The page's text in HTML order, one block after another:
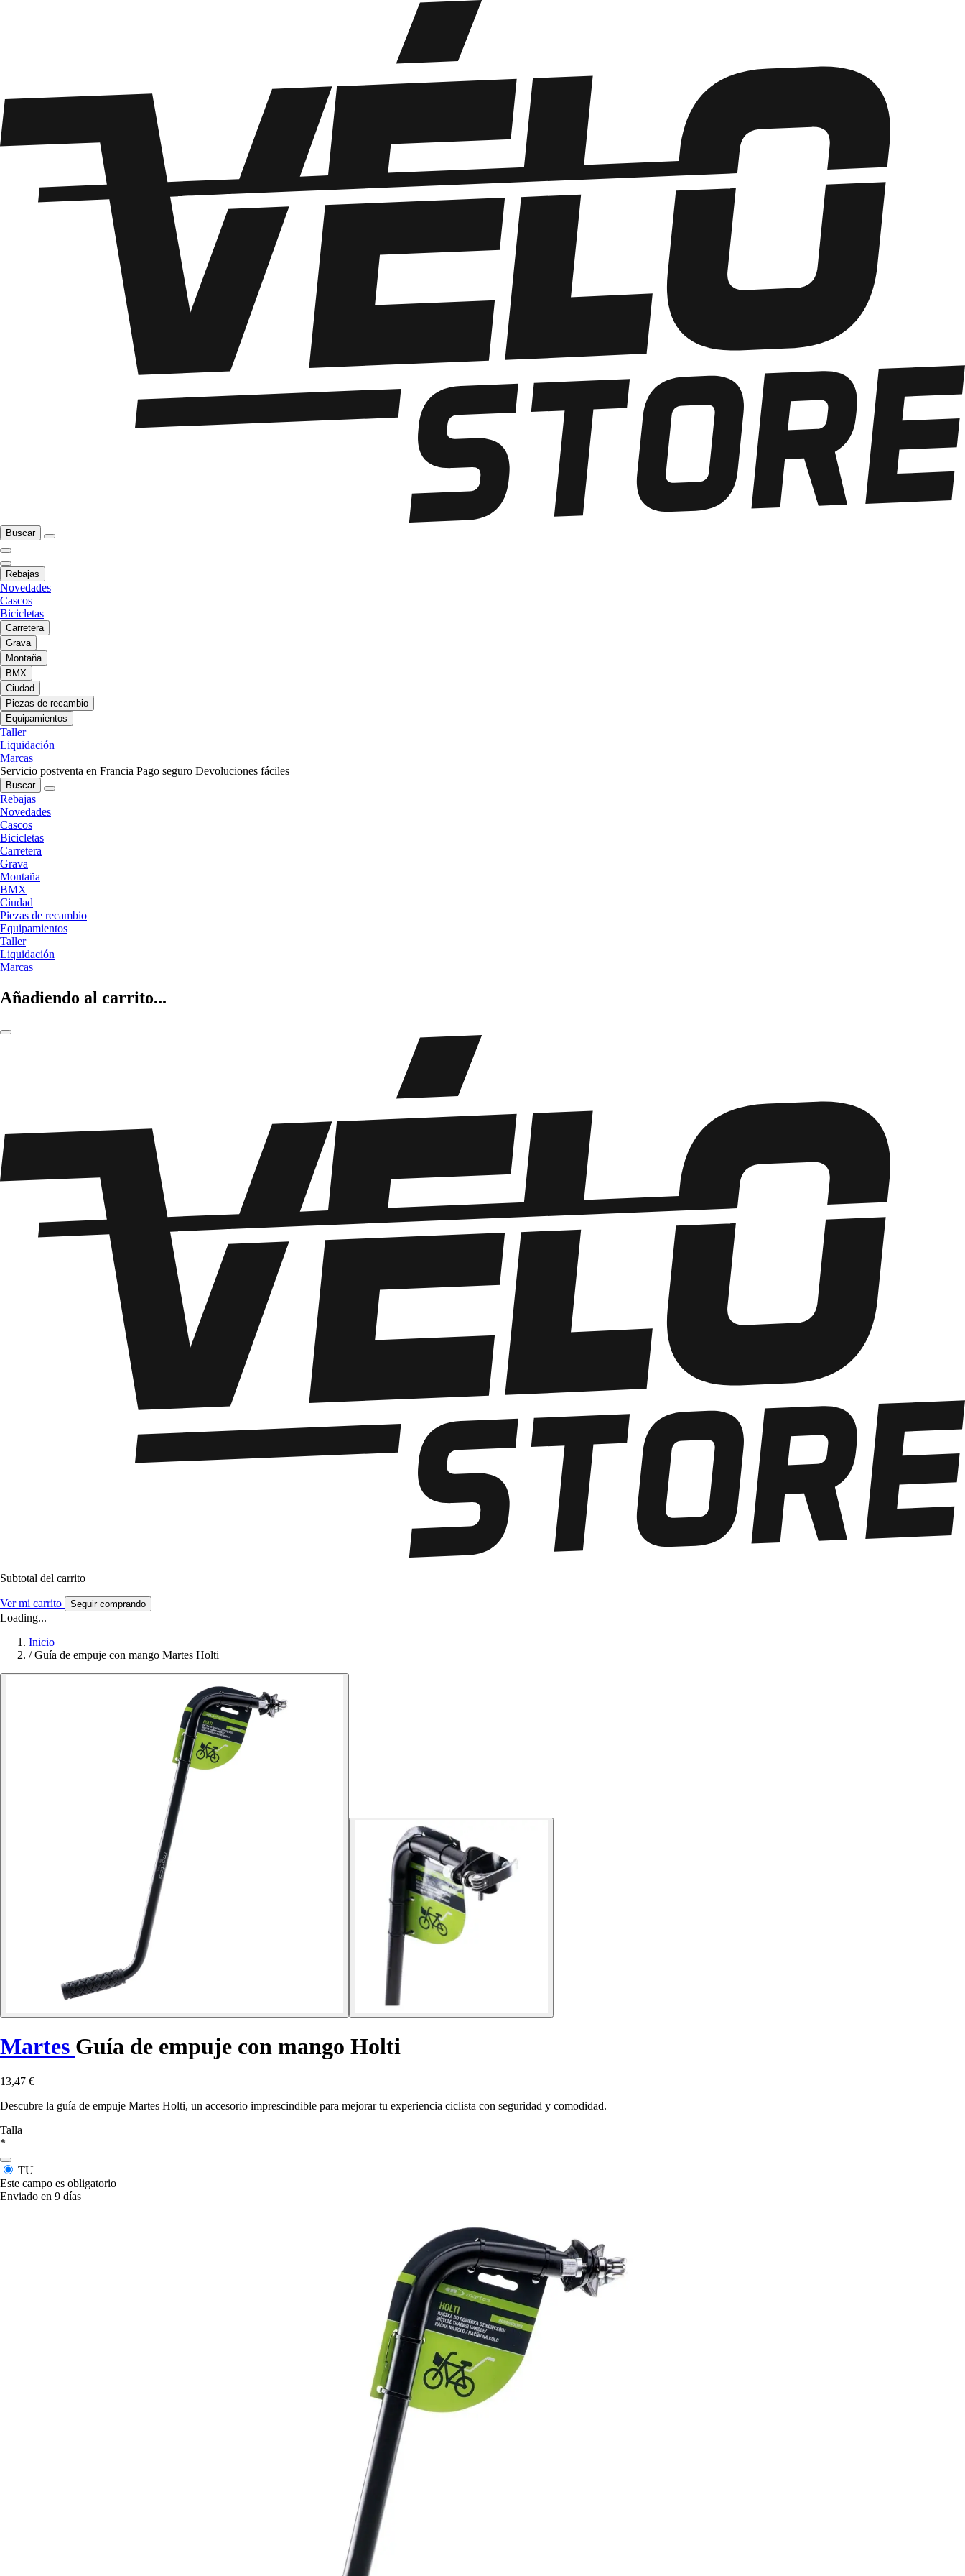
Buscar
Rebajas
Novedades
Cascos
Bicicletas
Carretera
Grava
Montaña
BMX
Ciudad
Piezas de recambio
Equipamientos
Taller
Liquidación
Marcas
Servicio postventa en Francia Pago seguro Devoluciones fáciles
Buscar
Rebajas
Novedades
Cascos
Bicicletas
Carretera
Grava
Montaña
BMX
Ciudad
Piezas de recambio
Equipamientos
Taller
Liquidación
Marcas
Añadiendo al carrito...
Subtotal del carrito
Ver mi carrito Seguir comprando
Loading...
Inicio
/ Guía de empuje con mango Martes Holti
Martes Guía de empuje con mango Holti
13,47 €
Descubre la guía de empuje Martes Holti, un accesorio imprescindible para mejorar tu experiencia ciclista con seguridad y comodidad.
Talla
*
TU
Este campo es obligatorio
Enviado en 9 días